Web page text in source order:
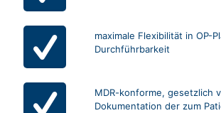
maximale Flexibilität in OP-
Durchführbarkeit
MDR-konforme, gesetzlich
Dokumentation der zum